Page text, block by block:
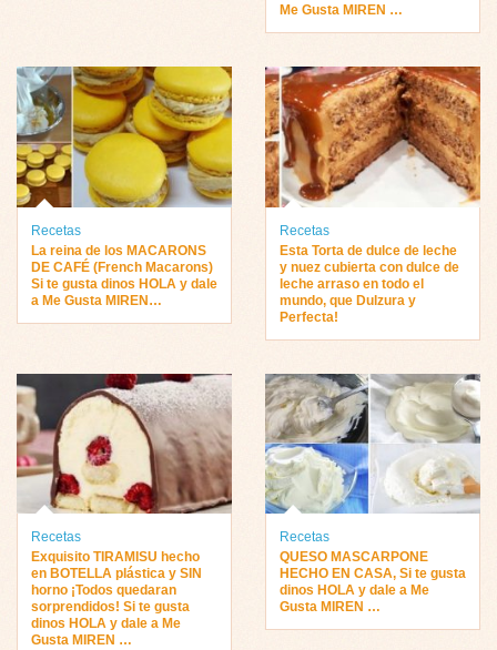
Me Gusta MIREN …
Recetas
La reina de los MACARONS
DE CAFÉ (French Macarons)
Si te gusta dinos HOLA y dale
a Me Gusta MIREN…
Recetas
Esta Torta de dulce de leche
y nuez cubierta con dulce de
leche arraso en todo el
mundo, que Dulzura y
Perfecta!
Recetas
Exquisito TIRAMISU hecho
en BOTELLA plástica y SIN
horno ¡Todos quedaran
sorprendidos! Si te gusta
dinos HOLA y dale a Me
Gusta MIREN …
Recetas
QUESO MASCARPONE
HECHO EN CASA, Si te gusta
dinos HOLA y dale a Me
Gusta MIREN …